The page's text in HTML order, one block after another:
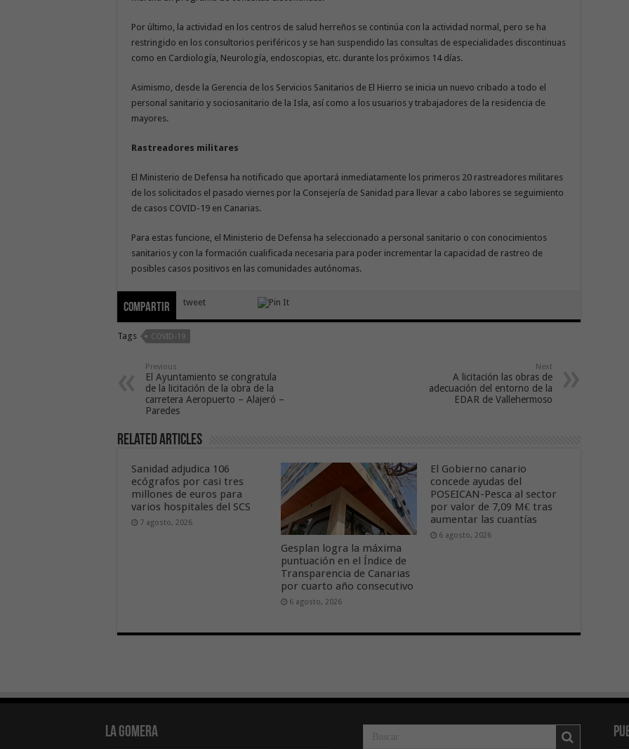
Por último, la actividad en los centros de salud herreños se continúa con la actividad normal, pero se ha
restringido en los consultorios periféricos y se han suspendido las consultas de especialidades discontinuas
como en Cardiología, Neurología, endoscopias, etc. durante los próximos 14 días.
Asimismo, desde la Gerencia de los Servicios Sanitarios de El Hierro se inicia un nuevo cribado a todo el
personal sanitario y sociosanitario de la Isla, así como a los usuarios y trabajadores de la residencia de
mayores.
Rastreadores militares
El Ministerio de Defensa ha notificado que aportará inmediatamente los primeros 20 rastreadores militares
de los solicitados el pasado viernes por la Consejería de Sanidad para llevar a cabo labores se seguimiento
de casos COVID-19 en Canarias.
Para estas funcione, el Ministerio de Defensa ha seleccionado a personal sanitario o con conocimientos
sanitarios y con la formación cualificada necesaria para poder incrementar la capacidad de rastreo de
posibles casos positivos en las comunidades autónomas.​
Compartir tweet
Tags COVID-19
Previous
El Ayuntamiento se congratula
de la licitación de la obra de la
carretera Aeropuerto – Alajeró –
Paredes
Next
A licitación las obras de
adecuación del entorno de la
EDAR de Vallehermoso
Related Articles
Sanidad adjudica 106
ecógrafos por casi tres
millones de euros para
varios hospitales del SCS
7 agosto, 2026
Gesplan logra la máxima
puntuación en el Índice de
Transparencia de Canarias
por cuarto año consecutivo
6 agosto, 2026
El Gobierno canario
concede ayudas del
POSEICAN-Pesca al sector
por valor de 7,09 M€ tras
aumentar las cuantías
6 agosto, 2026
La Gomera